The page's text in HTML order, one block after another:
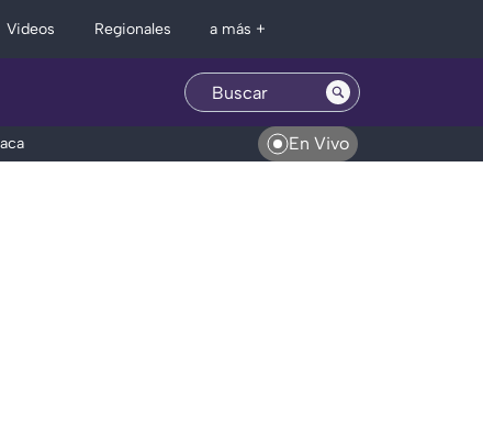
Videos Regionales a más +
En Vivo